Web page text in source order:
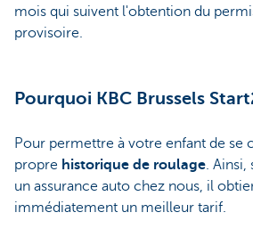
mois qui suivent l'obtention du
provisoire.
Pourquoi KBC Brussels
Pour permettre à votre enfant de se
propre historique de roulage. Ainsi,
un assurance auto chez nous, il
immédiatement un meilleur tarif.